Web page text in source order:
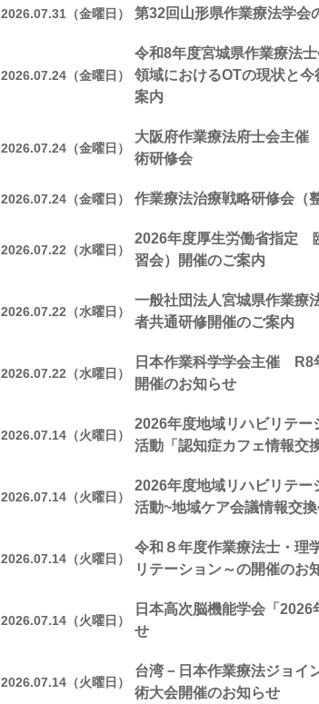
2026.07.31（金曜日） 第32回山形県作業療法学会
2026.07.24（金曜日）
令和8年度宮城県作業療法
領域におけるOTの現状と
案内
2026.07.24（金曜日）
大阪府作業療法府士会主
術研修会
2026.07.24（金曜日） 作業療法治療戦略研修会（
2026.07.22（水曜日）
2026年度厚生労働省指定
習会）開催のご案内
2026.07.22（水曜日）
一般社団法人宮城県作業
者共通研修開催のご案内
2026.07.22（水曜日）
日本作業科学学会主催 R8
開催のお知らせ
2026.07.14（火曜日）
2026年度地域リハビリテ
活動「認知症カフェ情報交
2026.07.14（火曜日）
2026年度地域リハビリテ
活動~地域ケア会議情報交
2026.07.14（火曜日）
令和８年度作業療法士・理
リテーション～の開催のお
2026.07.14（火曜日）
日本高次脳機能学会「
せ
2026.07.14（火曜日）
台湾－日本作業療法ジョイ
術大会開催のお知らせ